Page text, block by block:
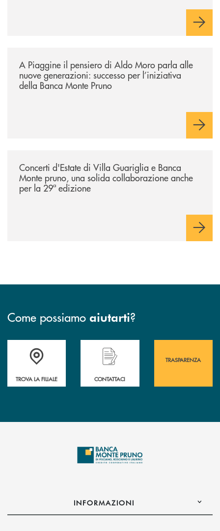
A Piaggine il pensiero di Aldo Moro parla alle
nuove generazioni: successo per l’iniziativa
della Banca Monte Pruno
Concerti d'Estate di Villa Guariglia e Banca
Monte pruno, una solida collaborazione anche
per la 29ª edizione
Come possiamo aiutarti?
Accedi all' elenco completo&nbsp; delle&nbsp; filiali&nbsp; di Banca
TROVA LA FILIALE
Hai bisogno di assistenza immediata?
CONTATTACI
TRASPARENZA
INFORMAZIONI